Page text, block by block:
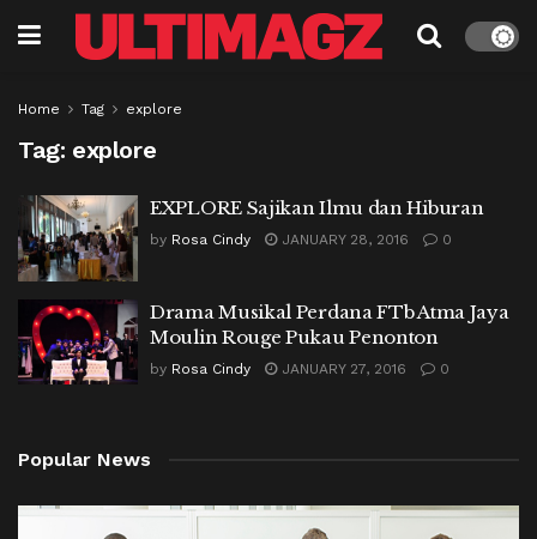
Home Tag explore
Tag: explore
EXPLORE Sajikan Ilmu dan Hiburan
by Rosa Cindy JANUARY 28, 2016 0
Drama Musikal Perdana FTb Atma Jaya
Moulin Rouge Pukau Penonton
by Rosa Cindy JANUARY 27, 2016 0
Popular News